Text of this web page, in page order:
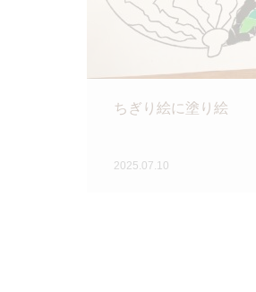
ちぎり絵に塗り絵
2025.07.10